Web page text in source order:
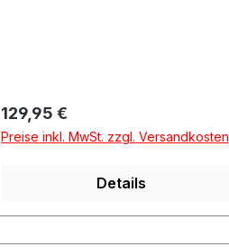
Regulärer Preis:
129,95 €
Preise inkl. MwSt. zzgl. Versandkosten
Details